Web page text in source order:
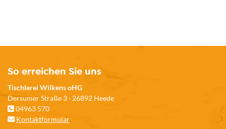
So erreichen Sie uns
Tischlerei Wilkens oHG
Dersumer Straße 3 · 26892 Heede
04963 570
Kontaktformular